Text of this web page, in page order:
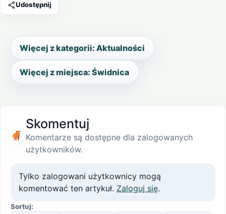
Udostępnij
Więcej z kategorii: Aktualności
Więcej z miejsca: Świdnica
Skomentuj
Komentarze są dostępne dla zalogowanych
użytkowników.
Tylko zalogowani użytkownicy mogą
komentować ten artykuł. Zaloguj się.
Sortuj: